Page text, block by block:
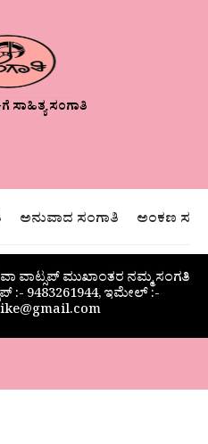
ಸಾಹಿತ್ಯ ಸಂಗಾತಿ
ಅನುವಾದ ಸಂಗಾತಿ ಅಂಕಣ
ವಾಟ್ಸಪ್ ಮುಖಾಂತರ ನಮ್ಮ ಸಂಗತಿ
:- 9483261944, ಇಮೇಲ್ :-